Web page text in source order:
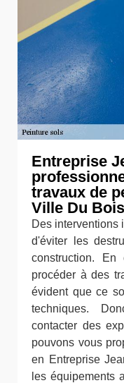
Entreprise
travaux de
Ville Du
Des interventions
d'éviter les
construction.
procéder à des
évident que ce
techniques.
contacter des
pouvons vous
en Entreprise
les équipements